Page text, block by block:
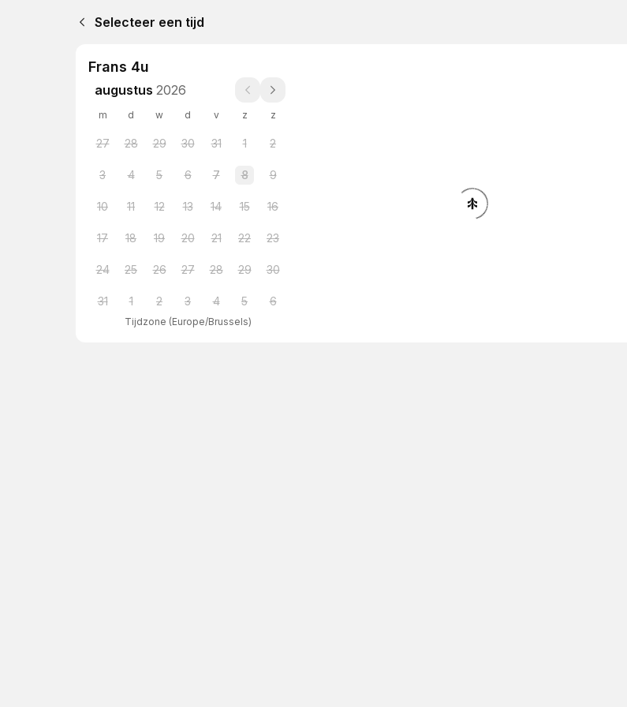
Selecteer een tijd
Frans 4u
augustus 2026
m d w d v z z
27 28 29 30 31 1 2
3 4 5 6 7 8 9
10 11 12 13 14 15 16
17 18 19 20 21 22 23
24 25 26 27 28 29 30
31 1 2 3 4 5 6
Tijdzone (Europe/Brussels)